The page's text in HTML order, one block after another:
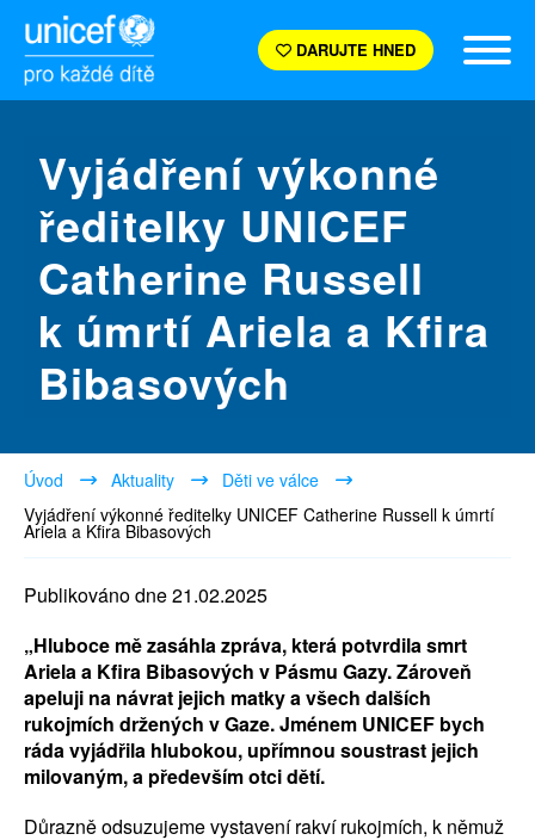
DARUJTE HNED
Vyjádření výkonné
ředitelky UNICEF
Catherine Russell
k úmrtí Ariela a Kfira
Bibasových
Úvod Aktuality
Děti ve válce
Vyjádření výkonné ředitelky UNICEF Catherine Russell k úmrtí
Ariela a Kfira Bibasových
Publikováno dne 21.02.2025
„Hluboce mě zasáhla zpráva, která potvrdila smrt
Ariela a Kfira Bibasových v Pásmu Gazy. Zároveň
apeluji na návrat jejich matky a všech dalších
rukojmích držených v Gaze. Jménem UNICEF bych
ráda vyjádřila hlubokou, upřímnou soustrast jejich
milovaným, a především otci dětí.
Důrazně odsuzujeme vystavení rakví rukojmích, k němuž